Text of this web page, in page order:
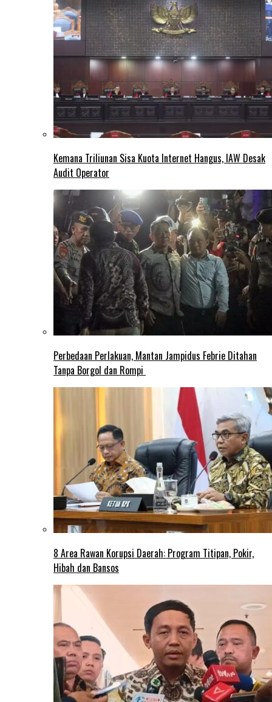
Kemana Triliunan Sisa Kuota Internet Hangus, IAW Desak
Audit Operator
Perbedaan Perlakuan, Mantan Jampidus Febrie Ditahan
Tanpa Borgol dan Rompi
8 Area Rawan Korupsi Daerah: Program Titipan, Pokir,
Hibah dan Bansos